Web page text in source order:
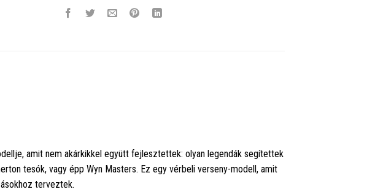
amit nem akárkikkel együtt fejlesztettek: olyan legendák segítettek
tesók, vagy épp Wyn Masters. Ez egy vérbeli verseny-modell, amit
terveztek.